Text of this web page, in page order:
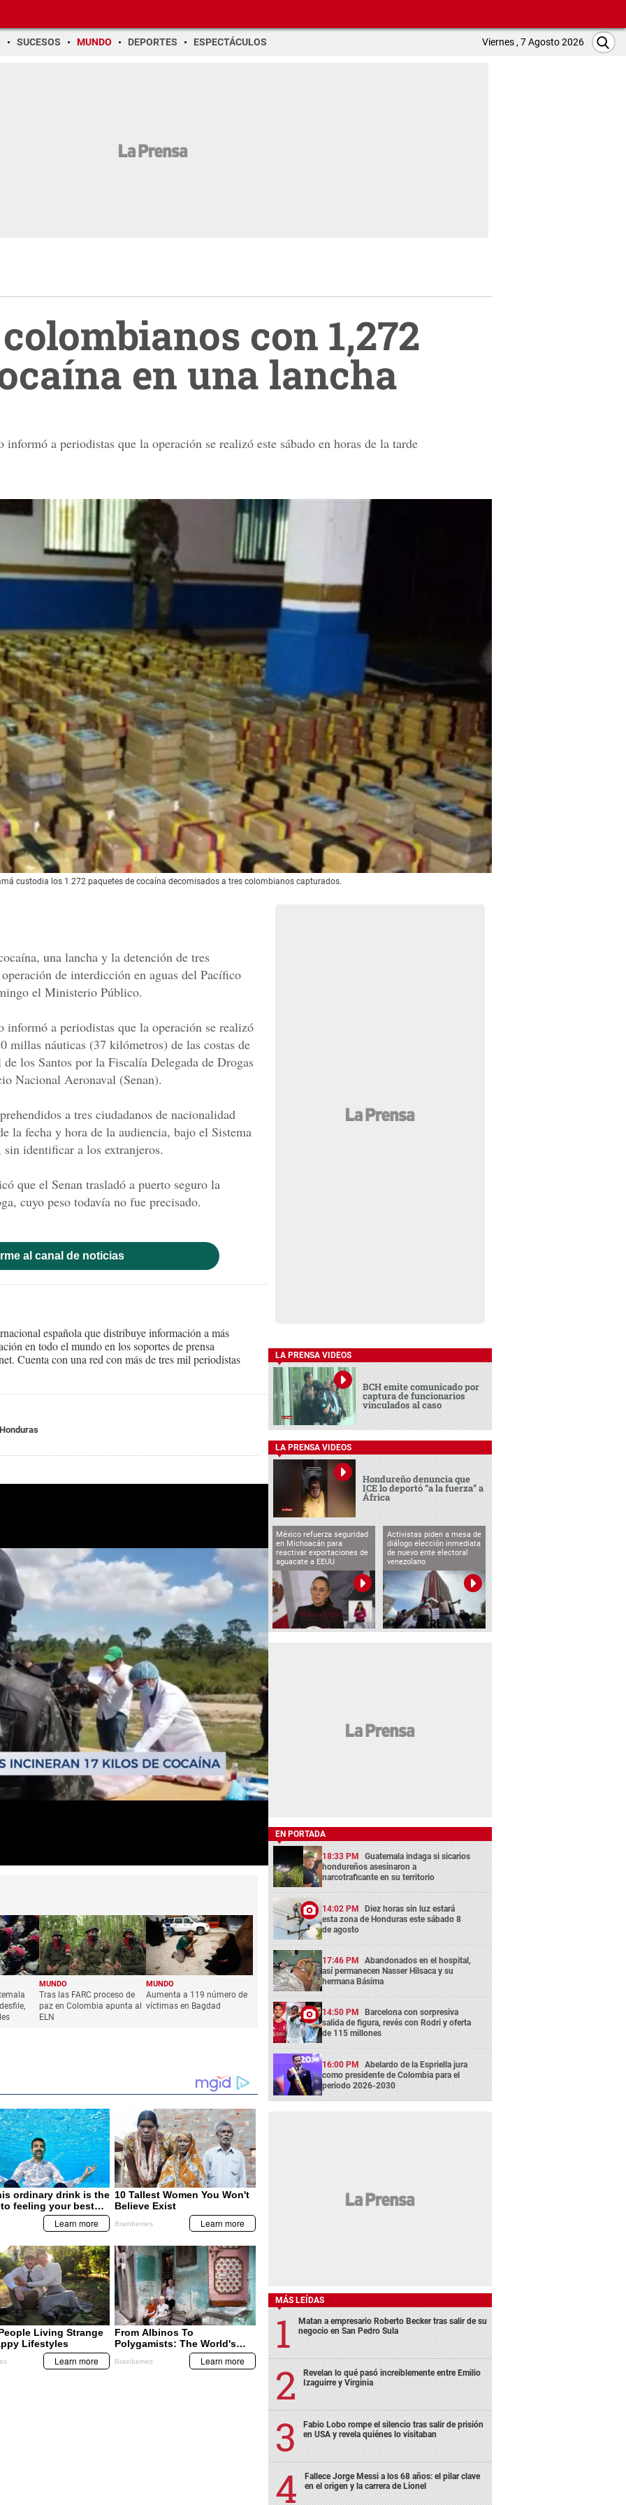
SUCESOS MUNDO DEPORTES ESPECTÁCULOS Viernes , 7 Agosto 2026
con 1,272
en una lancha
a periodistas que la operación se realizó este sábado en horas de la tarde
custodia los 1.272 paquetes de cocaína decomisados a tres colombianos capturados.
una lancha y la detención de tres
de interdicción en aguas del Pacífico
el Ministerio Público.
a periodistas que la operación se realizó
millas náuticas (37 kilómetros) de las costas de
los Santos por la Fiscalía Delegada de Drogas
Nacional Aeronaval (Senan).
a tres ciudadanos de nacionalidad
la fecha y hora de la audiencia, bajo el Sistema
identificar a los extranjeros.
que el Senan trasladó a puerto seguro la
cuyo peso todavía no fue precisado.
al canal de noticias
española que distribuye información a más
en todo el mundo en los soportes de prensa
Cuenta con una red con más de tres mil periodistas
MUNDO
Tras las FARC proceso de
paz en Colombia apunta al
ELN
MUNDO
Aumenta a 119 número de
víctimas en Bagdad
LA PRENSA VIDEOS
BCH emite comunicado por
captura de funcionarios
vinculados al caso
LA PRENSA VIDEOS
Hondureño denuncia que
ICE lo deportó “a la fuerza” a
África
México refuerza seguridad
en Michoacán para
reactivar exportaciones de
aguacate a EEUU
Activistas piden a mesa de
diálogo elección inmediata
de nuevo ente electoral
venezolano
EN PORTADA
18:33 PM Guatemala indaga si sicarios
hondureños asesinaron a
narcotraficante en su territorio
14:02 PM Diez horas sin luz estará
esta zona de Honduras este sábado 8
de agosto
17:46 PM Abandonados en el hospital,
así permanecen Nasser Hilsaca y su
hermana Básima
14:50 PM Barcelona con sorpresiva
salida de figura, revés con Rodri y oferta
de 115 millones
16:00 PM Abelardo de la Espriella jura
como presidente de Colombia para el
periodo 2026-2030
MÁS LEÍDAS
Matan a empresario Roberto Becker tras salir de su
negocio en San Pedro Sula
Revelan lo qué pasó increíblemente entre Emilio
Izaguirre y Virginia
Fabio Lobo rompe el silencio tras salir de prisión
en USA y revela quiénes lo visitaban
Fallece Jorge Messi a los 68 años: el pilar clave
en el origen y la carrera de Lionel